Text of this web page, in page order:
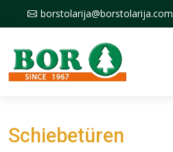
borstolarija@borstolarija.com
Schiebetüren